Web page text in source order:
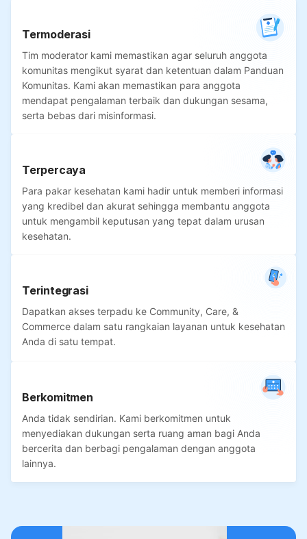
Termoderasi
Tim moderator kami memastikan agar seluruh anggota
komunitas mengikut syarat dan ketentuan dalam Panduan
Komunitas. Kami akan memastikan para anggota
mendapat pengalaman terbaik dan dukungan sesama,
serta bebas dari misinformasi.
Terpercaya
Para pakar kesehatan kami hadir untuk memberi informasi
yang kredibel dan akurat sehingga membantu anggota
untuk mengambil keputusan yang tepat dalam urusan
kesehatan.
Terintegrasi
Dapatkan akses terpadu ke Community, Care, &
Commerce dalam satu rangkaian layanan untuk kesehatan
Anda di satu tempat.
Berkomitmen
Anda tidak sendirian. Kami berkomitmen untuk
menyediakan dukungan serta ruang aman bagi Anda
bercerita dan berbagi pengalaman dengan anggota
lainnya.